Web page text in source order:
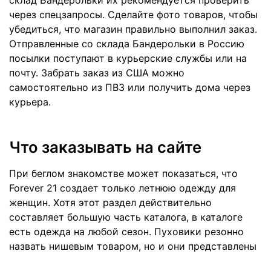
через спецзапросы. Сделайте фото товаров, чтобы
убедиться, что магазин правильно выполнил заказ.
Отправленные со склада Бандерольки в Россию
посылки поступают в курьерские службы или на
почту. Забрать заказ из США можно
самостоятельно из ПВЗ или получить дома через
курьера.
Что заказывать на сайте
При беглом знакомстве может показаться, что
Forever 21 создает только летнюю одежду для
женщин. Хотя этот раздел действительно
составляет большую часть каталога, в каталоге
есть одежда на любой сезон. Пуховики резонно
назвать нишевым товаром, но и они представлены